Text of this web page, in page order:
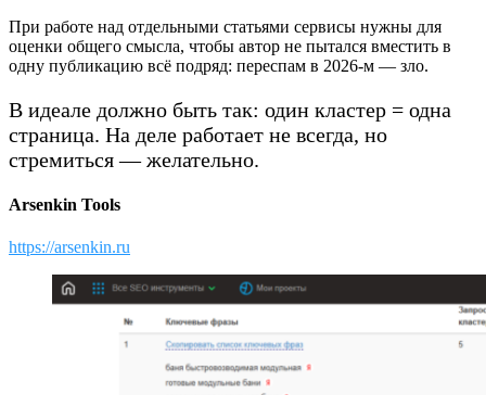
При работе над отдельными статьями сервисы нужны для
оценки общего смысла, чтобы автор не пытался вместить в
одну публикацию всё подряд: переспам в 2026-м — зло.
В идеале должно быть так: один кластер = одна
страница. На деле работает не всегда, но
стремиться — желательно.
Arsenkin Tools
https://arsenkin.ru